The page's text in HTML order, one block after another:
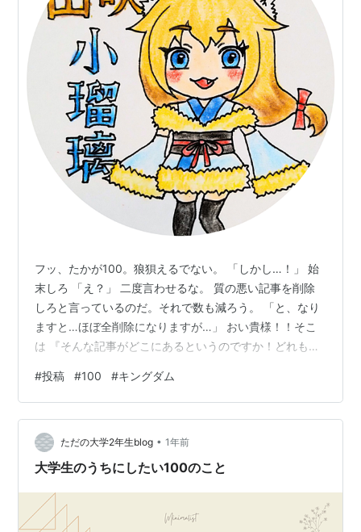
フッ、たかが100。狼狽えるでない。 「しかし…！」 始
末しろ 「え？」 二度言わせるな。 質の悪い記事を削除
しろと言っているのだ。それで数も減ろう。 「と、なり
ますと…ほぼ全削除になりますが…」 おい貴様！！そこ
は 『そんな記事がどこにあるというのですか！どれも最
ろ！？ 「も、申し訳ございません！！（めんどく
さ！！）」 あ～もうやる気無くしたわ～。 とはいえ、飽
きっぽい私がこれ程の数をよく書けたものだ。すごくな
い？ 「はい、感服いたしました！」 雨だれ石を穿つ。っ
て言うし？やっぱ書き続けることは大事やな。 「全くも
#投稿 #100 #キングダム
ただの大学2年生blog • 1年前
大学生のうちにしたい100のこと